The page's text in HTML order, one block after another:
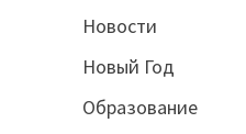
Новости
Новый Год
Образование